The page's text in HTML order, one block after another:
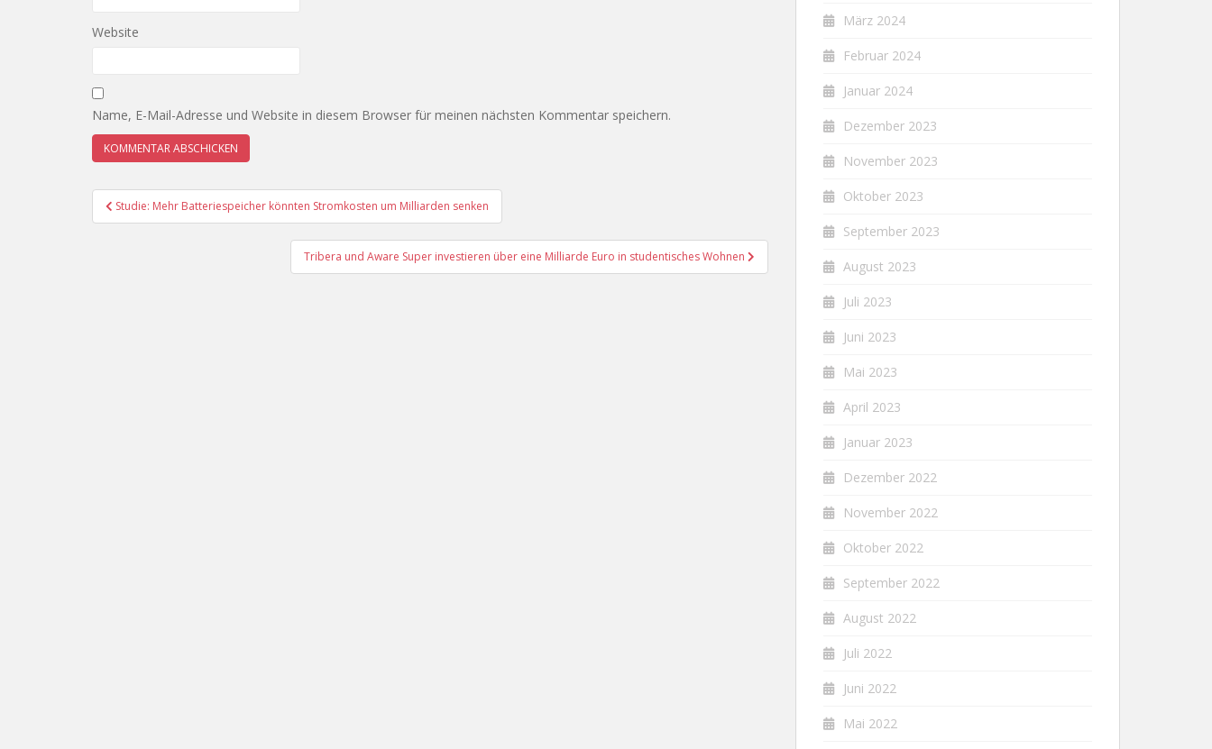
Website
Name, E-Mail-Adresse und Website in diesem Browser für meinen nächsten Kommentar speichern.
Beitragsnavigation
Studie: Mehr Batteriespeicher könnten Stromkosten um Milliarden senken
Tribera und Aware Super investieren über eine Milliarde Euro in studentisches Wohnen
März 2024
Februar 2024
Januar 2024
Dezember 2023
November 2023
Oktober 2023
September 2023
August 2023
Juli 2023
Juni 2023
Mai 2023
April 2023
Januar 2023
Dezember 2022
November 2022
Oktober 2022
September 2022
August 2022
Juli 2022
Juni 2022
Mai 2022